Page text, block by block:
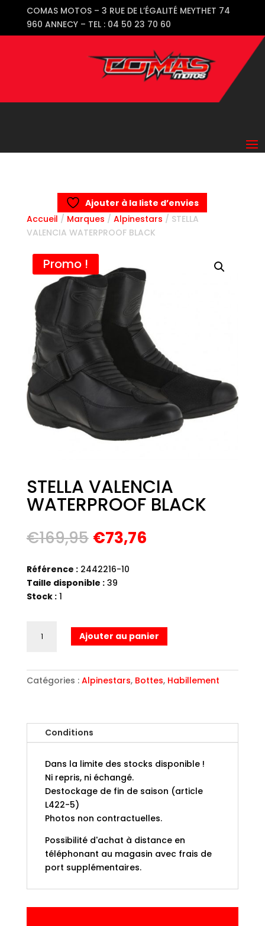
COMAS MOTOS – 3 RUE DE L’ÉGALITÉ MEYTHET 74
960 ANNECY – TEL : 04 50 23 70 60
Ajouter à la liste d’envies
Accueil / Marques / Alpinestars / STELLA
VALENCIA WATERPROOF BLACK
Promo !
STELLA VALENCIA
WATERPROOF BLACK
€169,95 Le
initial
était :
€169,95.
€73,76Le
Référence :2442216-10
Taille disponible :39
Stock :1
VALENCIA
WATERPROOF
Ajouter au panier
Catégories : Alpinestars, Bottes, Habillement
Conditions
Dans la limite des stocks disponible !
Ni repris, ni échangé.
Destockage de fin de saison (article
L422-5)
Photos non contractuelles.
Possibilité d'achat à distance en
téléphonant au magasin avec frais de
port supplémentaires.